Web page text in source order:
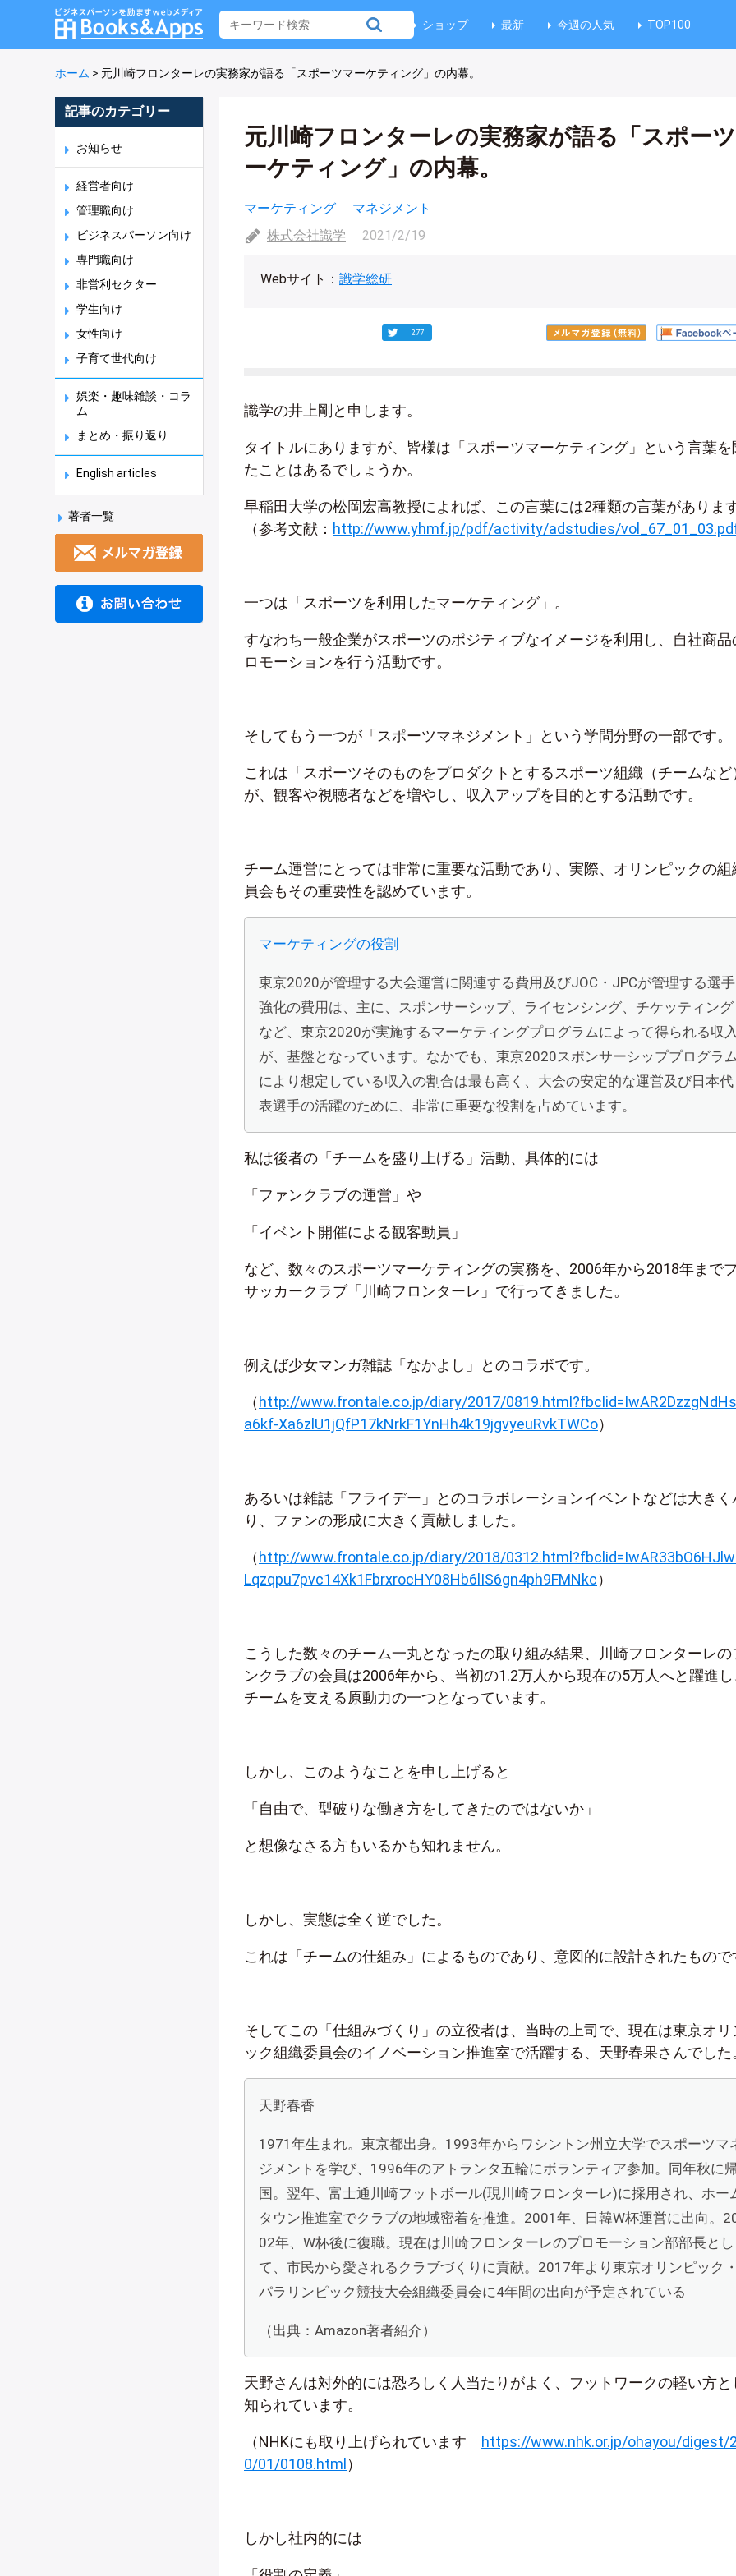
ショップ 最新 今週の人気 TOP100
ホーム > 元川崎フロンターレの実務家が語る「スポーツマーケティング」の内幕。
記事のカテゴリー
お知らせ
経営者向け
管理職向け
ビジネスパーソン向け
専門職向け
非営利セクター
学生向け
女性向け
子育て世代向け
娯楽・趣味雑談・コラ
ム
まとめ・振り返り
English articles
著者一覧
元川崎フロンターレの実務家が語る「スポー
ーケティング」の内幕。
マーケティング
マネジメント
株式会社識学
2021/2/19
Webサイト： 識学総研
277
識学の井上剛と申します。
タイトルにありますが、皆様は「スポーツマーケティング」という言葉を
たことはあるでしょうか。
早稲田大学の松岡宏高教授によれば、この言葉には2種類の言葉があります
（参考文献： http://www.yhmf.jp/pdf/activity/adstudies/
一つは「スポーツを利用したマーケティング」。
すなわち一般企業がスポーツのポジティブなイメージを利用し、自社商品
ロモーションを行う活動です。
そしてもう一つが「スポーツマネジメント」という学問分野の一部です。
これは「スポーツそのものをプロダクトとするスポーツ組織（チームなど
が、観客や視聴者などを増やし、収入アップを目的とする活動です。
チーム運営にとっては非常に重要な活動であり、実際、オリンピックの組
員会もその重要性を認めています。
マーケティングの役割
東京2020が管理する大会運営に関連する費用及びJOC・JPCが管理する選手
強化の費用は、主に、スポンサーシップ、ライセンシング、チケッティング
など、東京2020が実施するマーケティングプログラムによって得られる収入
が、基盤となっています。なかでも、東京2020スポンサーシッププログラ
により想定している収入の割合は最も高く、大会の安定的な運営及び日本代
表選手の活躍のために、非常に重要な役割を占めています。
私は後者の「チームを盛り上げる」活動、具体的には
「ファンクラブの運営」や
「イベント開催による観客動員」
など、数々のスポーツマーケティングの実務を、2006年から2018年まで
サッカークラブ「川崎フロンターレ」で行ってきました。
例えば少女マンガ雑誌「なかよし」とのコラボです。
（ http://www.frontale.co.jp/diary/2017/
a6kf-Xa6zlU1jQfP17kNrkF1YnHh4k19jgvyeuRvkTWCo）
あるいは雑誌「フライデー」とのコラボレーションイベントなどは大きく
り、ファンの形成に大きく貢献しました。
（ http://www.frontale.co.jp/diary/2018/
Lqzqpu7pvc14Xk1FbrxrocHY08Hb6lIS6gn4ph9FMNkc）
こうした数々のチーム一丸となったの取り組み結果、川崎フロンターレの
ンクラブの会員は2006年から、当初の1.2万人から現在の5万人へと躍進し
チームを支える原動力の一つとなっています。
しかし、このようなことを申し上げると
「自由で、型破りな働き方をしてきたのではないか」
と想像なさる方もいるかも知れません。
しかし、実態は全く逆でした。
これは「チームの仕組み」によるものであり、意図的に設計されたもので
そしてこの「仕組みづくり」の立役者は、当時の上司で、現在は東京オリ
ック組織委員会のイノベーション推進室で活躍する、天野春果さんでした
天野春香
1971年生まれ。東京都出身。1993年からワシントン州立大学でスポーツマ
ジメントを学び、1996年のアトランタ五輪にボランティア参加。同年秋に
国。翌年、富士通川崎フットボール(現川崎フロンターレ)に採用され、ホー
タウン推進室でクラブの地域密着を推進。2001年、日韓W杯運営に出向。
02年、W杯後に復職。現在は川崎フロンターレのプロモーション部部長とし
て、市民から愛されるクラブづくりに貢献。2017年より東京オリンピック・
パラリンピック競技大会組織委員会に4年間の出向が予定されている
（出典：Amazon著者紹介）
天野さんは対外的には恐ろしく人当たりがよく、フットワークの軽い方と
知られています。
（NHKにも取り上げられています https://www.nhk.or.jp/ohayou/digest/
0/01/0108.html ）
しかし社内的には